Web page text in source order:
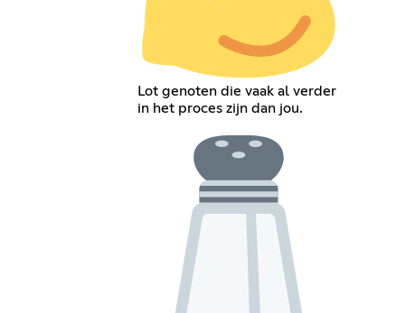
Lot genoten die vaak al verder
in het proces zijn dan jou.